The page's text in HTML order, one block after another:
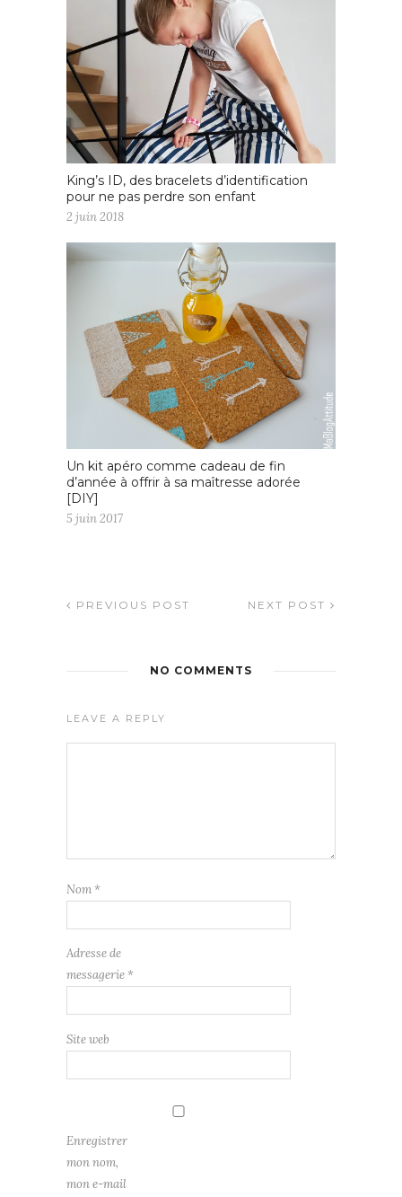
King’s ID, des bracelets d’identification
pour ne pas perdre son enfant
2 juin 2018
Un kit apéro comme cadeau de fin
d’année à offrir à sa maîtresse adorée
[DIY]
5 juin 2017
PREVIOUS POST NEXT POST
NO COMMENTS
LEAVE A REPLY
Nom *
Adresse de
messagerie *
Site web
Enregistrer
mon nom,
mon e-mail